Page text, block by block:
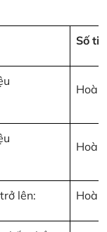
Số
lên: